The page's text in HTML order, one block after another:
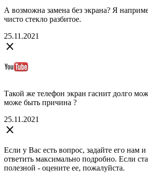
А возможна замена без экрана? Я
чисто стекло разбитое.
25.11.2021
close
Такой же телефон экран гаснит долго
може быть причина ?
25.11.2021
close
Если у Вас есть вопрос, задайте его нам
ответить максимально подробно. Если
полезной - оцените ее, пожалуйста.